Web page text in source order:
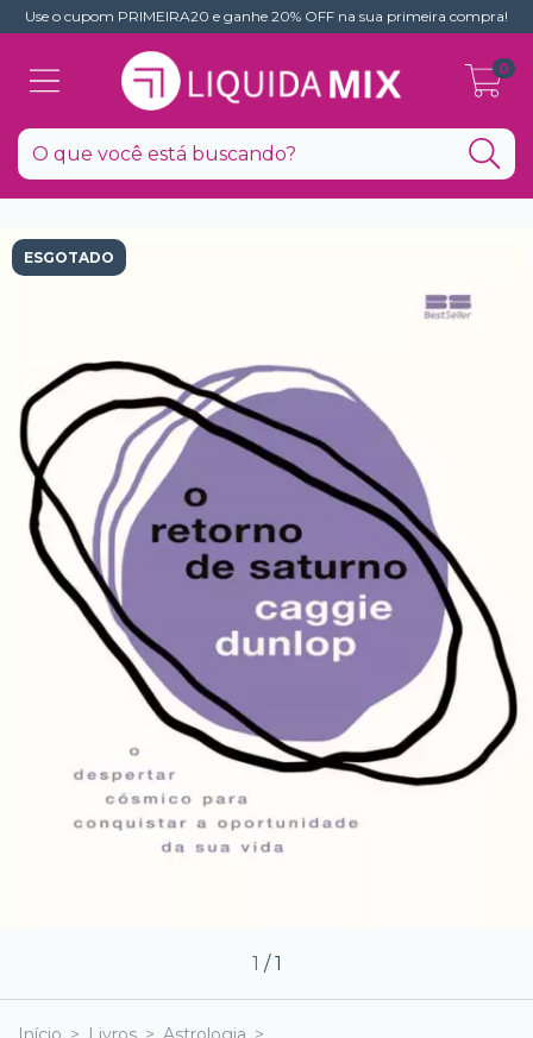
Use o cupom PRIMEIRA20 e ganhe 20% OFF na sua primeira compra!
0
ESGOTADO
1 /1